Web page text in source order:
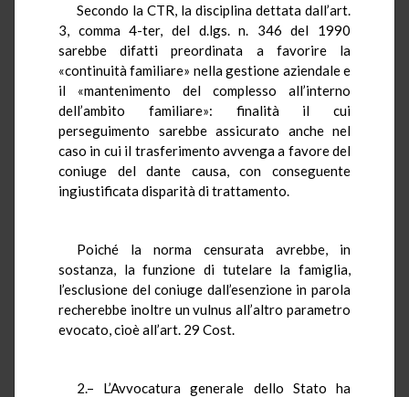
Secondo la CTR, la disciplina dettata dall’art.
3, comma 4-ter, del d.lgs. n. 346 del 1990
sarebbe difatti preordinata a favorire la
«continuità familiare» nella gestione aziendale e
il «mantenimento del complesso all’interno
dell’ambito familiare»: finalità il cui
perseguimento sarebbe assicurato anche nel
caso in cui il trasferimento avvenga a favore del
coniuge del dante causa, con conseguente
ingiustificata disparità di trattamento.
Poiché la norma censurata avrebbe, in
sostanza, la funzione di tutelare la famiglia,
l’esclusione del coniuge dall’esenzione in parola
recherebbe inoltre un vulnus all’altro parametro
evocato, cioè all’art. 29 Cost.
2.– L’Avvocatura generale dello Stato ha